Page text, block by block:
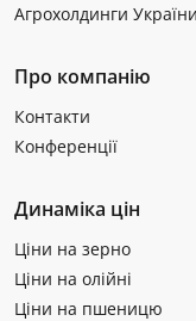
Агрохолдинги України
Про компанію
Контакти
Конференції
Динаміка цін
Ціни на зерно
Ціни на олійні
Ціни на пшеницю